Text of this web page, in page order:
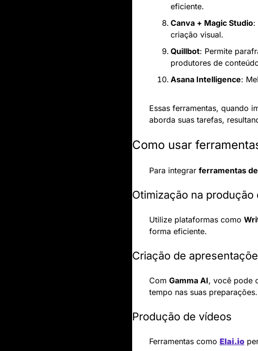
eficiente.
Canva + Magic Studio:
criação visual.
Quillbot: Permite
produtores de
Asana Intelligence:
Essas ferramentas, quando
aborda suas tarefas,
Como usar
Para integrar ferramentas
Otimização na produção
Utilize plataformas como
forma eficiente.
Criação de
Com Gamma AI, você pode
tempo nas suas preparações.
Produção de vídeos
Ferramentas como Elai.io